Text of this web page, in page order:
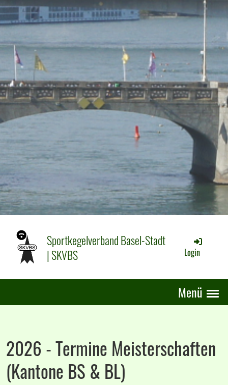
Sportkegelverband Basel-Stadt
| SKVBS
Login
Menü
2026 - Termine Meisterschaften
(Kantone BS & BL)